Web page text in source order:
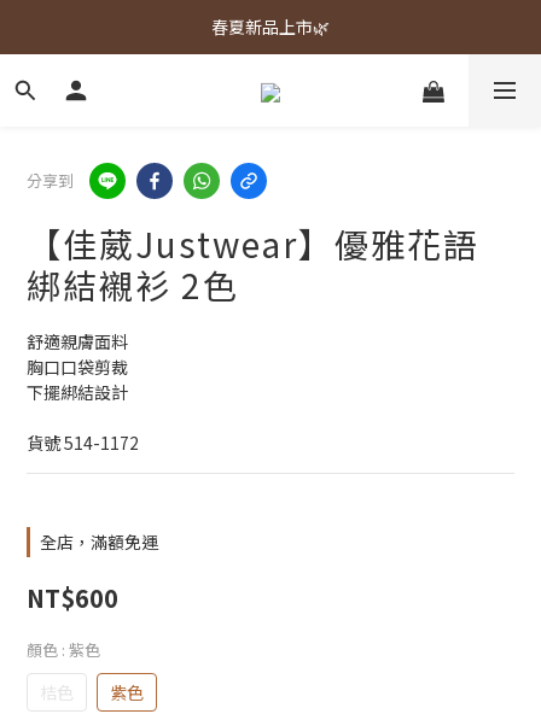
春夏新品上市🌿
春夏新品上市🌿
週週上新品✨
分享到
【佳葳Justwear】優雅花語
綁結襯衫 2色
舒適親膚面料
胸口口袋剪裁
下擺綁結設計
貨號 514-1172
全店，滿額免運
NT$600
顏色 : 紫色
桔色 紫色